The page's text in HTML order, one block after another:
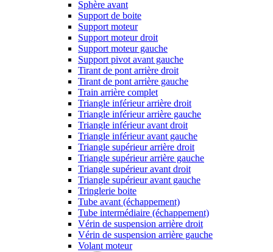
Sphère avant
Support de boite
Support moteur
Support moteur droit
Support moteur gauche
Support pivot avant gauche
Tirant de pont arrière droit
Tirant de pont arrière gauche
Train arrière complet
Triangle inférieur arrière droit
Triangle inférieur arrière gauche
Triangle inférieur avant droit
Triangle inférieur avant gauche
Triangle supérieur arrière droit
Triangle supérieur arrière gauche
Triangle supérieur avant droit
Triangle supérieur avant gauche
Tringlerie boite
Tube avant (échappement)
Tube intermédiaire (échappement)
Vérin de suspension arrière droit
Vérin de suspension arrière gauche
Volant moteur